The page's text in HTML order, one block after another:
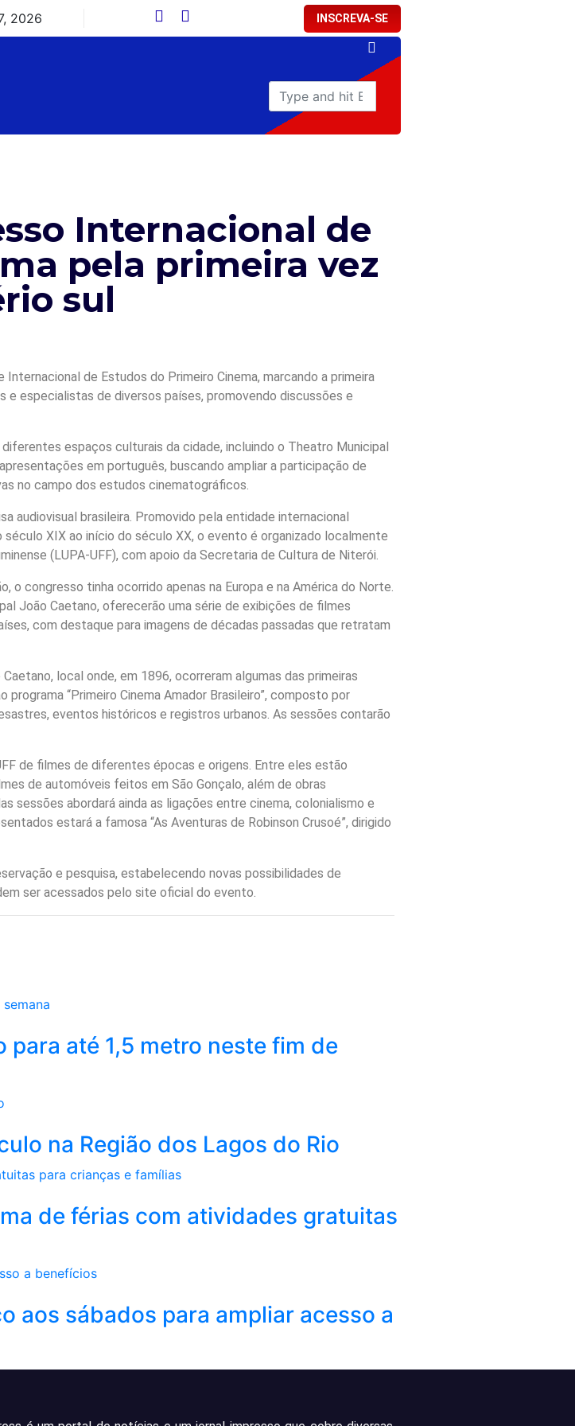
2026 INSCREVA-SE
Internacional de
pela primeira vez
sul
de Estudos do Primeiro Cinema, marcando a primeira
e especialistas de diversos países, promovendo discussões e
espaços culturais da cidade, incluindo o Theatro Municipal
em português, buscando ampliar a participação de
no campo dos estudos cinematográficos.
audiovisual brasileira. Promovido pela entidade internacional
XIX ao início do século XX, o evento é organizado localmente
(LUPA-UFF), com apoio da Secretaria de Cultura de Niterói.
o congresso tinha ocorrido apenas na Europa e na América do Norte.
João Caetano, oferecerão uma série de exibições de filmes
com destaque para imagens de décadas passadas que retratam
local onde, em 1896, ocorreram algumas das primeiras
“Primeiro Cinema Amador Brasileiro”, composto por
eventos históricos e registros urbanos. As sessões contarão
de filmes de diferentes épocas e origens. Entre eles estão
de automóveis feitos em São Gonçalo, além de obras
sessões abordará ainda as ligações entre cinema, colonialismo e
estará a famosa “As Aventuras de Robinson Crusoé”, dirigido
e pesquisa, estabelecendo novas possibilidades de
ser acessados pelo site oficial do evento.
até 1,5 metro neste fim de
na Região dos Lagos do Rio
de férias com atividades gratuitas
aos sábados para ampliar acesso a